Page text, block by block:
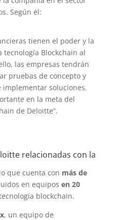
Según él:
tienen el poder y la
tecnología Blockchain al
las empresas tendrán
pruebas de concepto y
soluciones.
en la meta del
de Deloitte”.
relacionadas con la
que cuenta con más de
en equipos en 20
blockchain.
, un equipo de